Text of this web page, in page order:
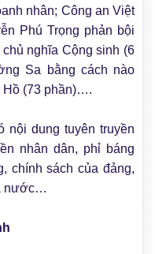
nhân; Công an Việt
Phú Trọng phản bội
nghĩa Cộng sinh (6
Sa bằng cách nào
Hồ (73 phần)….
nội dung tuyên truyền
nhân dân, phỉ báng
chính sách của đảng,
nước…